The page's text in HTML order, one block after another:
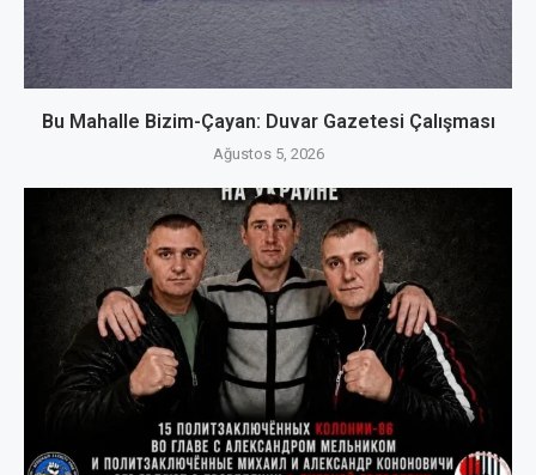
Bu Mahalle Bizim-Çayan: Duvar Gazetesi Çalışması
Ağustos 5, 2026